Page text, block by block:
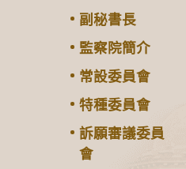
副秘書長
監察院簡介
常設委員會
特種委員會
訴願審議委員
會